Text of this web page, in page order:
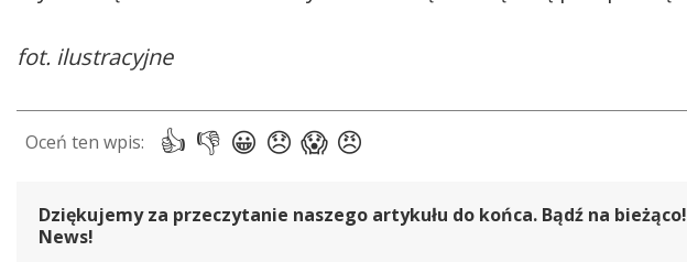
fot. ilustracyjne
Dziękujemy za przeczytanie naszego artykułu do końca. Bądź na bieżąco!
News!